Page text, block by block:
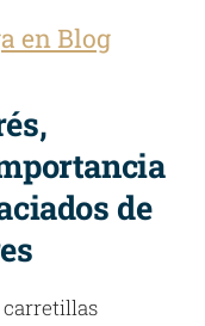
en Blog
de
carretillas